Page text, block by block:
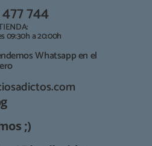
744
09:30h a 20:00h
Whatsapp en el
;)